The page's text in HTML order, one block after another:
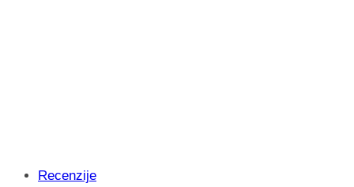
Recenzije